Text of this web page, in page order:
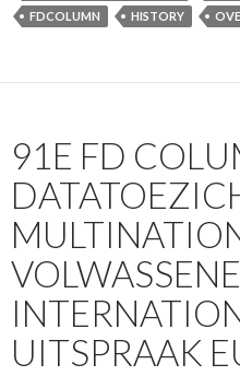
FDCOLUMN
HISTORY
91E FD
UITSPRAAK